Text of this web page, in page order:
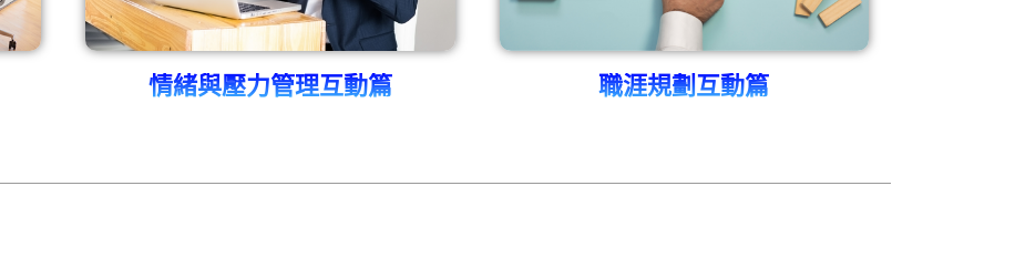
情緒與壓力管理互動篇 職涯規劃互動篇